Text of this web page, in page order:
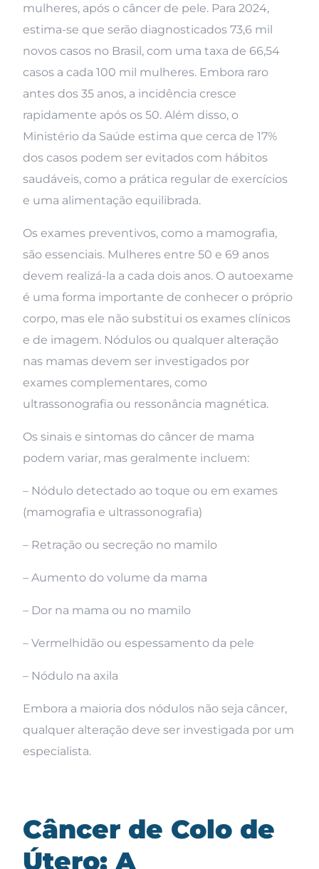
mulheres, após o câncer de pele. Para 2024,
estima-se que serão diagnosticados 73,6 mil
novos casos no Brasil, com uma taxa de 66,54
casos a cada 100 mil mulheres. Embora raro
antes dos 35 anos, a incidência cresce
rapidamente após os 50. Além disso, o
Ministério da Saúde estima que cerca de 17%
dos casos podem ser evitados com hábitos
saudáveis, como a prática regular de exercícios
e uma alimentação equilibrada.
Os exames preventivos, como a mamografia,
são essenciais. Mulheres entre 50 e 69 anos
devem realizá-la a cada dois anos. O autoexame
é uma forma importante de conhecer o próprio
corpo, mas ele não substitui os exames clínicos
e de imagem. Nódulos ou qualquer alteração
nas mamas devem ser investigados por
exames complementares, como
ultrassonografia ou ressonância magnética.
Os sinais e sintomas do câncer de mama
podem variar, mas geralmente incluem:
– Nódulo detectado ao toque ou em exames
(mamografia e ultrassonografia)
– Retração ou secreção no mamilo
– Aumento do volume da mama
– Dor na mama ou no mamilo
– Vermelhidão ou espessamento da pele
– Nódulo na axila
Embora a maioria dos nódulos não seja câncer,
qualquer alteração deve ser investigada por um
especialista.
Câncer de Colo de
Útero: A